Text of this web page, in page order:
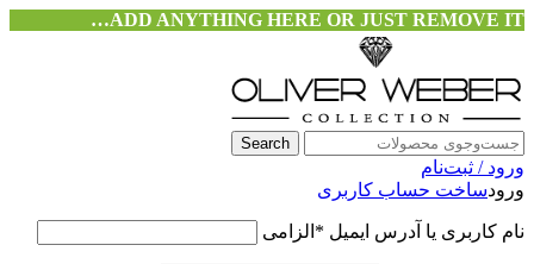
ADD ANYTHING HERE OR JUST REMOVE IT…
Search
ورود / ثبت‌نام
ورودساخت حساب کاربری
نام کاربری یا آدرس ایمیل * الزامی